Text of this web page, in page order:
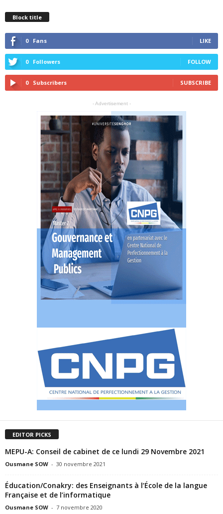
Block title
0 Fans LIKE
0 Followers FOLLOW
0 Subscribers SUBSCRIBE
- Advertisement -
EDITOR PICKS
MEPU-A: Conseil de cabinet de ce lundi 29 Novembre 2021
Ousmane SOW - 30 novembre 2021
Éducation/Conakry: des Enseignants à l’École de la langue
Française et de l’informatique
Ousmane SOW - 7 novembre 2020